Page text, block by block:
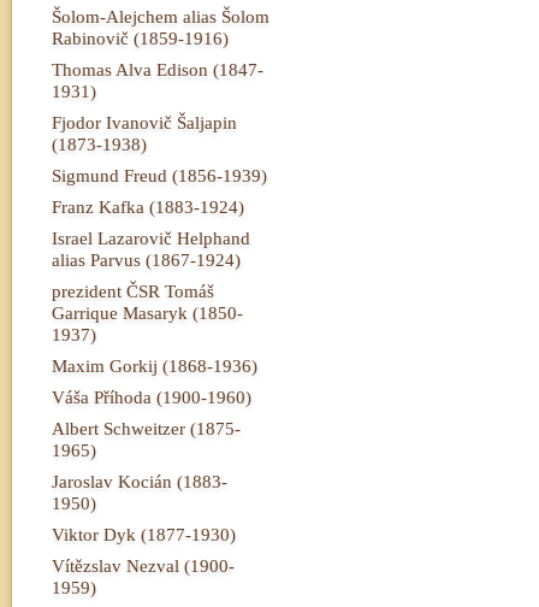
Šolom-Alejchem alias Šolom
Rabinovič (1859-1916)
Thomas Alva Edison (1847-
1931)
Fjodor Ivanovič Šaljapin
(1873-1938)
Sigmund Freud (1856-1939)
Franz Kafka (1883-1924)
Israel Lazarovič Helphand
alias Parvus (1867-1924)
prezident ČSR Tomáš
Garrique Masaryk (1850-
1937)
Maxim Gorkij (1868-1936)
Váša Příhoda (1900-1960)
Albert Schweitzer (1875-
1965)
Jaroslav Kocián (1883-
1950)
Viktor Dyk (1877-1930)
Vítězslav Nezval (1900-
1959)